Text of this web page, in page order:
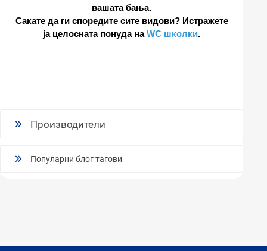
вашата бања.
Сакате да ги споредите сите видови? Истражете
ја целосната понуда наWC школки.
Производители
Популарни блог тагови